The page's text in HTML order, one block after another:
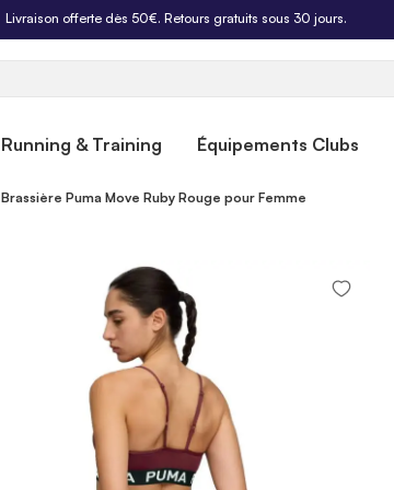
Livraison offerte dès 50€. Retours gratuits sous 30 jours.
Running & Training Équipements Clubs
Brassière Puma Move Ruby Rouge pour Femme